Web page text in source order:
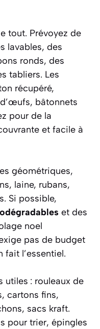
tout. Prévoyez de
lavables, des
ronds, des
tabliers. Les
récupéré,
bâtonnets
pour de la
et facile à
géométriques,
laine, rubans,
Si possible,
et des
noel
pas de budget
fait l’essentiel.
utiles : rouleaux de
cartons fins,
sacs kraft.
pour trier, épingles